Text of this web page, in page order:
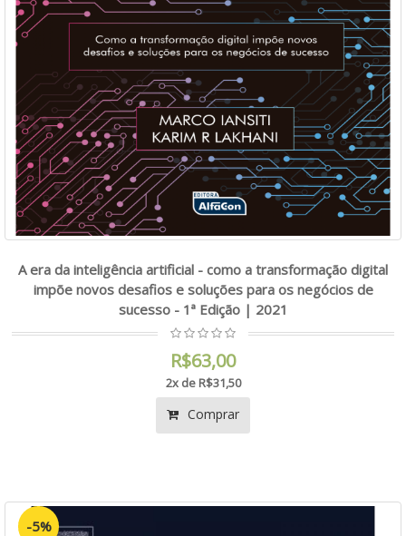
A era da inteligência artificial - como a transformação digital
impõe novos desafios e soluções para os negócios de
sucesso - 1ª Edição | 2021
R$63,00
2x de R$31,50
Comprar
-5%